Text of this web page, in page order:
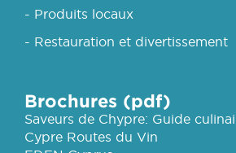
- Produits locaux
- Restauration et divertissement
Brochures (pdf)
Saveurs de Chypre: Guide
Cypre Routes du Vin